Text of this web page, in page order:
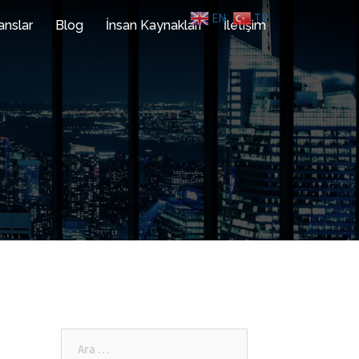
Blog İnsan Kaynakları İletişim
EN TR